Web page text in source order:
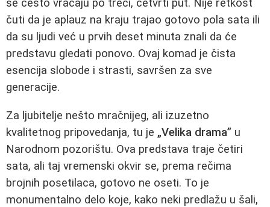
se često vraćaju po treći, četvrti put. Nije retkost
čuti da je aplauz na kraju trajao gotovo pola sata ili
da su ljudi već u prvih deset minuta znali da će
predstavu gledati ponovo. Ovaj komad je čista
esencija slobode i strasti, savršen za sve
generacije.
Za ljubitelje nešto mračnijeg, ali izuzetno
kvalitetnog pripovedanja, tu je „Velika drama” u
Narodnom pozorištu. Ova predstava traje četiri
sata, ali taj vremenski okvir se, prema rečima
brojnih posetilaca, gotovo ne oseti. To je
monumentalno delo koje, kako neki predlažu u šali,